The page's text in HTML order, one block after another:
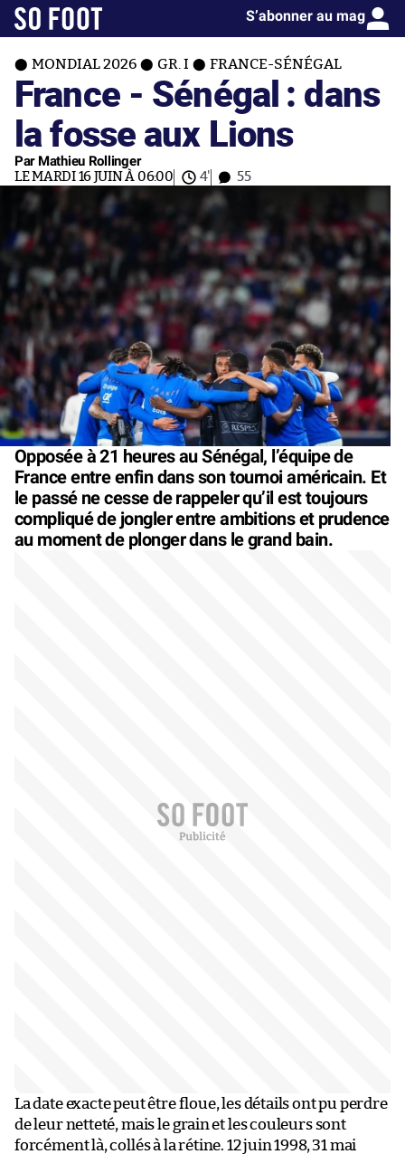
S’abonner au mag
MONDIAL 2026 GR. I FRANCE-SÉNÉGAL
France - Sénégal : dans
la fosse aux Lions
Par Mathieu Rollinger
LE MARDI 16 JUIN À 06:00 4' 55
Opposée à 21 heures au Sénégal, l’équipe de
France entre enfin dans son tournoi américain. Et
le passé ne cesse de rappeler qu’il est toujours
compliqué de jongler entre ambitions et prudence
au moment de plonger dans le grand bain.
La date exacte peut être floue, les détails ont pu perdre
de leur netteté, mais le grain et les couleurs sont
forcément là, collés à la rétine. 12 juin 1998, 31 mai